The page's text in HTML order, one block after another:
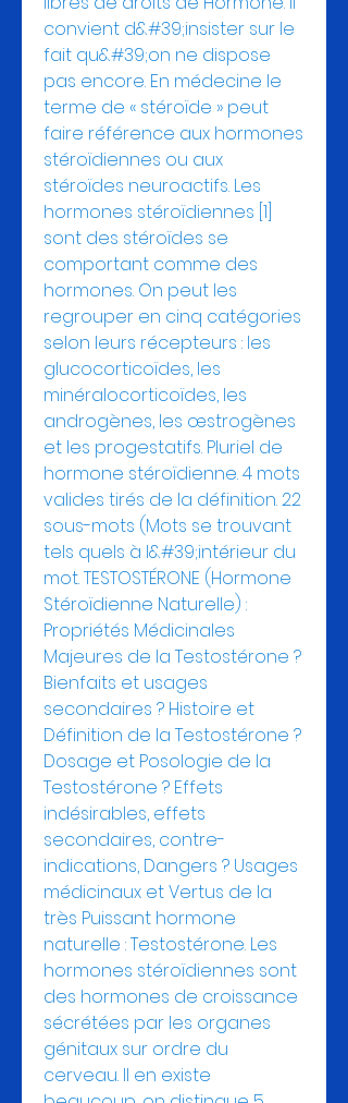
convient d&#39;insister sur le
fait qu&#39;on ne dispose
pas encore. En médecine le
terme de « stéroïde » peut
faire référence aux hormones
stéroïdiennes ou aux
stéroïdes neuroactifs. Les
hormones stéroïdiennes [1]
sont des stéroïdes se
comportant comme des
hormones. On peut les
regrouper en cinq catégories
selon leurs récepteurs : les
glucocorticoïdes, les
minéralocorticoïdes, les
androgènes, les œstrogènes
et les progestatifs. Pluriel de
hormone stéroïdienne. 4 mots
valides tirés de la définition. 22
sous-mots (Mots se trouvant
tels quels à l&#39;intérieur du
mot. TESTOSTÉRONE (Hormone
Stéroïdienne Naturelle) :
Propriétés Médicinales
Majeures de la Testostérone ?
Bienfaits et usages
secondaires ? Histoire et
Définition de la Testostérone ?
Dosage et Posologie de la
Testostérone ? Effets
indésirables, effets
secondaires, contre-
indications, Dangers ? Usages
médicinaux et Vertus de la
très Puissant hormone
naturelle : Testostérone. Les
hormones stéroïdiennes sont
des hormones de croissance
sécrétées par les organes
génitaux sur ordre du
cerveau. Il en existe